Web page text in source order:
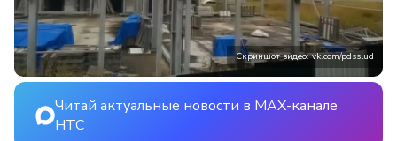
Скриншот видео: vk.com/pdsslud
Читай актуальные новости в MAX-канале
НТС